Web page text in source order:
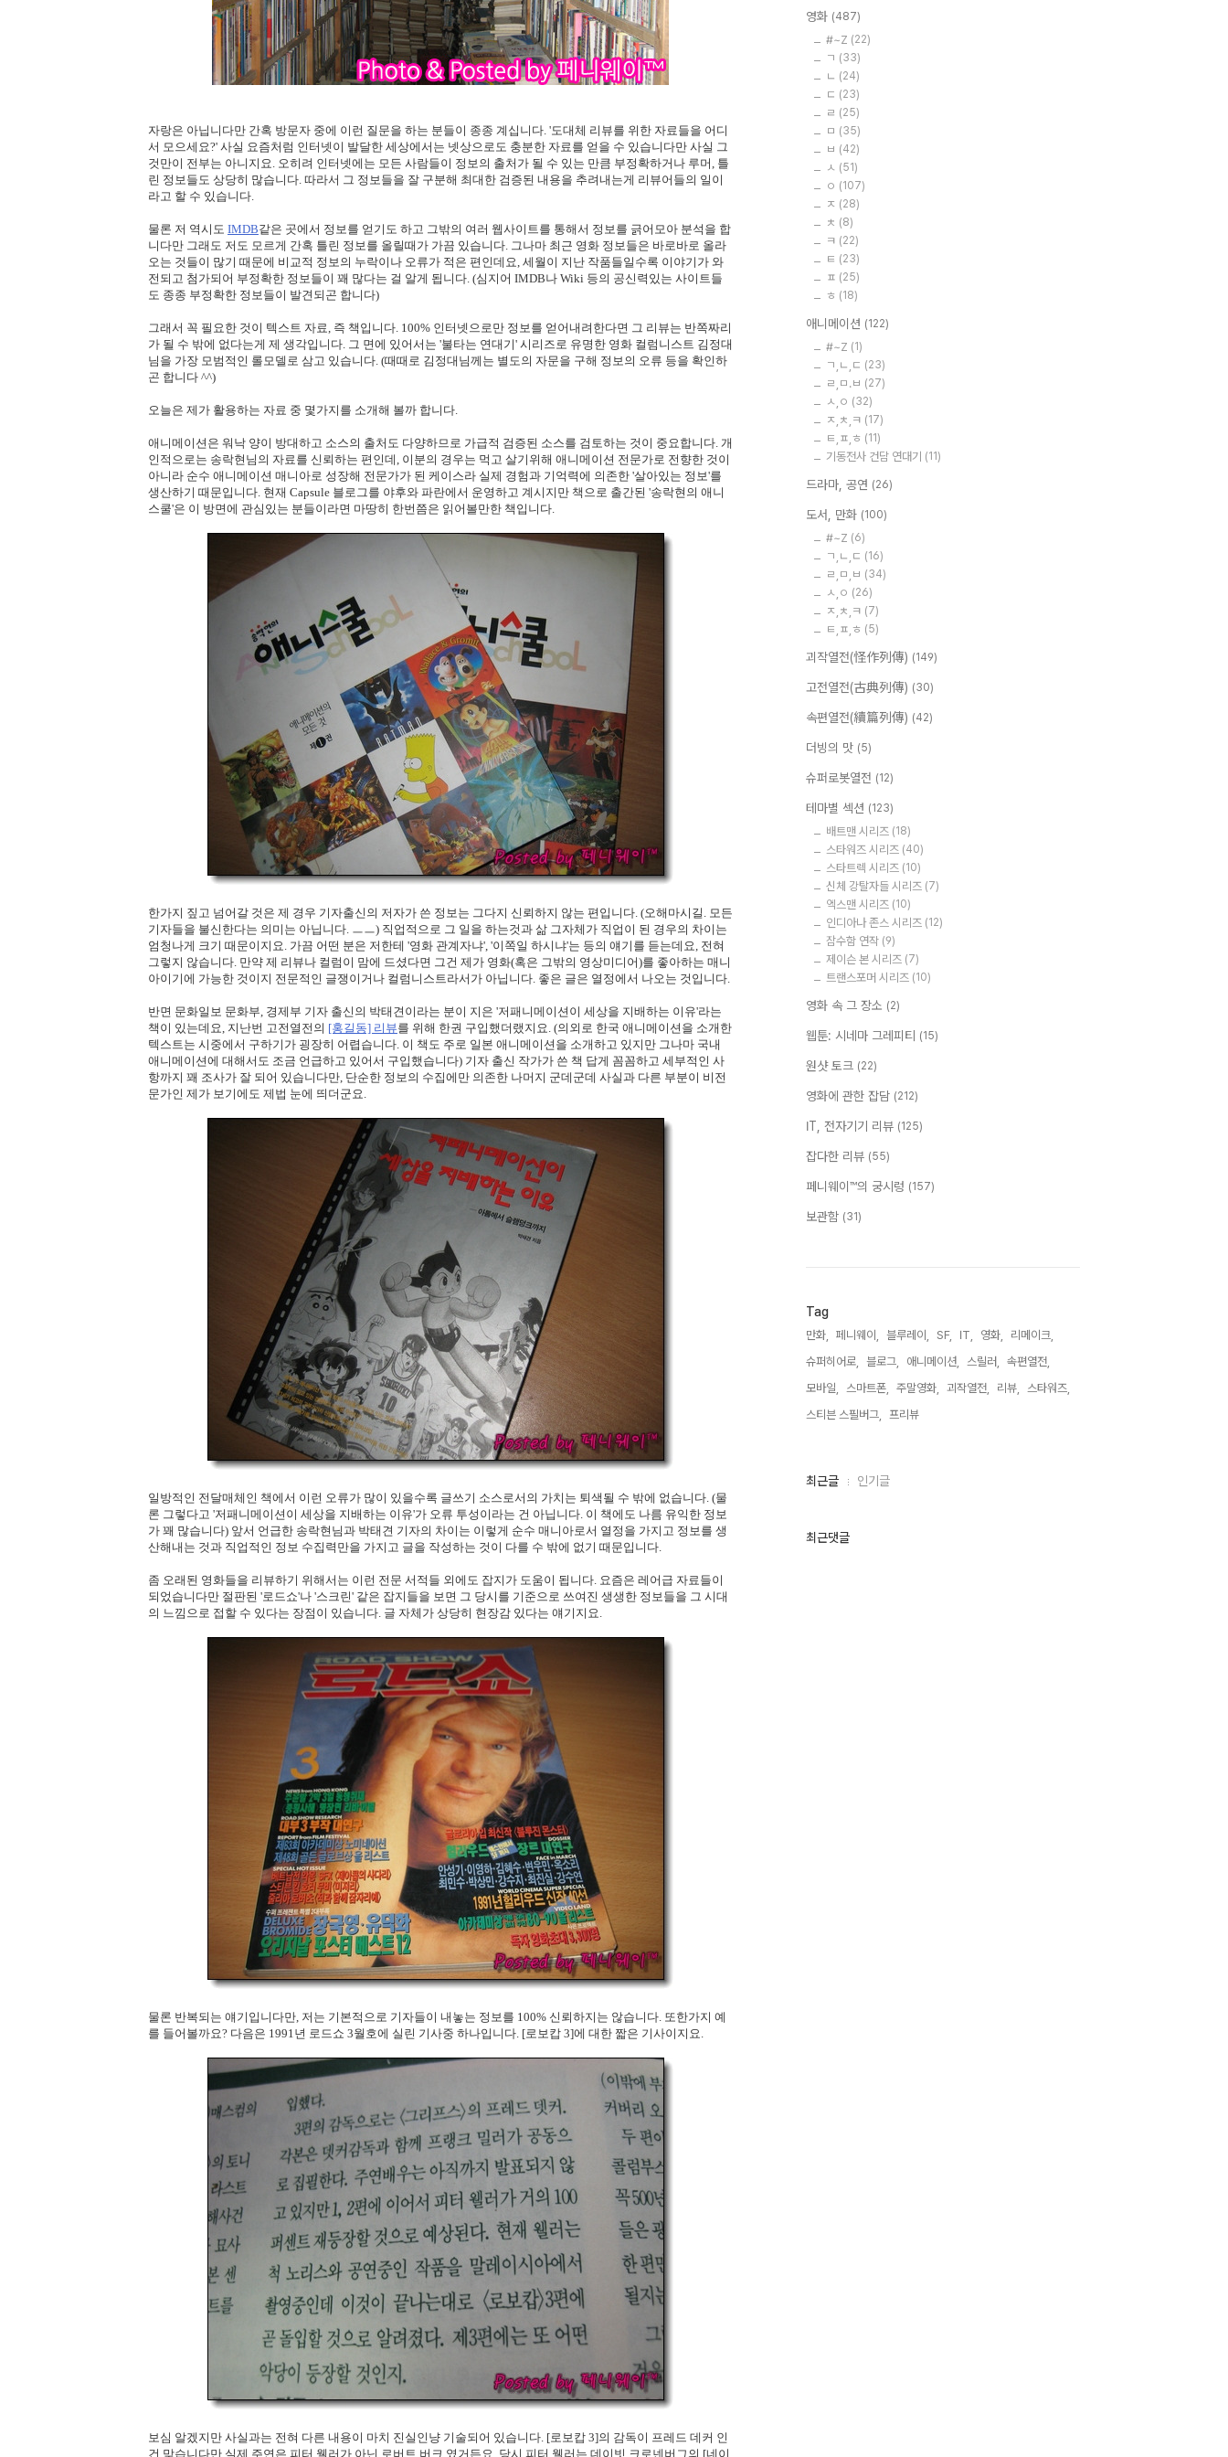
자랑은 아닙니다만 간혹 방문자 중에 이런 질문을 하는 분들이 종종 계십니다. '도대체 리뷰를 위한 자료들을 어디
서 모으세요?' 사실 요즘처럼 인터넷이 발달한 세상에서는 넷상으로도 충분한 자료를 얻을 수 있습니다만 사실 그
것만이 전부는 아니지요. 오히려 인터넷에는 모든 사람들이 정보의 출처가 될 수 있는 만큼 부정확하거나 루머, 틀
린 정보들도 상당히 많습니다. 따라서 그 정보들을 잘 구분해 최대한 검증된 내용을 추려내는게 리뷰어들의 일이
라고 할 수 있습니다.
물론 저 역시도 IMDB같은 곳에서 정보를 얻기도 하고 그밖의 여러 웹사이트를 통해서 정보를 긁어모아 분석을 합
니다만 그래도 저도 모르게 간혹 틀린 정보를 올릴때가 가끔 있습니다. 그나마 최근 영화 정보들은 바로바로 올라
오는 것들이 많기 때문에 비교적 정보의 누락이나 오류가 적은 편인데요, 세월이 지난 작품들일수록 이야기가 와
전되고 첨가되어 부정확한 정보들이 꽤 많다는 걸 알게 됩니다. (심지어 IMDB나 Wiki 등의 공신력있는 사이트들
도 종종 부정확한 정보들이 발견되곤 합니다)
그래서 꼭 필요한 것이 텍스트 자료, 즉 책입니다. 100% 인터넷으로만 정보를 얻어내려한다면 그 리뷰는 반쪽짜리
가 될 수 밖에 없다는게 제 생각입니다. 그 면에 있어서는 '불타는 연대기' 시리즈로 유명한 영화 컬럼니스트 김정대
님을 가장 모범적인 롤모델로 삼고 있습니다. (때때로 김정대님께는 별도의 자문을 구해 정보의 오류 등을 확인하
곤 합니다 ^^)
오늘은 제가 활용하는 자료 중 몇가지를 소개해 볼까 합니다.
애니메이션은 워낙 양이 방대하고 소스의 출처도 다양하므로 가급적 검증된 소스를 검토하는 것이 중요합니다. 개
인적으로는 송락현님의 자료를 신뢰하는 편인데, 이분의 경우는 먹고 살기위해 애니메이션 전문가로 전향한 것이
아니라 순수 애니메이션 매니아로 성장해 전문가가 된 케이스라 실제 경험과 기억력에 의존한 '살아있는 정보'를
생산하기 때문입니다. 현재 Capsule 블로그를 야후와 파란에서 운영하고 계시지만 책으로 출간된 '송락현의 애니
스쿨'은 이 방면에 관심있는 분들이라면 마땅히 한번쯤은 읽어볼만한 책입니다.
한가지 짚고 넘어갈 것은 제 경우 기자출신의 저자가 쓴 정보는 그다지 신뢰하지 않는 편입니다. (오해마시길. 모든
기자들을 불신한다는 의미는 아닙니다. ㅡㅡ) 직업적으로 그 일을 하는것과 삶 그자체가 직업이 된 경우의 차이는
엄청나게 크기 때문이지요. 가끔 어떤 분은 저한테 '영화 관계자냐', '이쪽일 하시냐'는 등의 얘기를 듣는데요, 전혀
그렇지 않습니다. 만약 제 리뷰나 컬럼이 맘에 드셨다면 그건 제가 영화(혹은 그밖의 영상미디어)를 좋아하는 매니
아이기에 가능한 것이지 전문적인 글쟁이거나 컬럼니스트라서가 아닙니다. 좋은 글은 열정에서 나오는 것입니다.
반면 문화일보 문화부, 경제부 기자 출신의 박태견이라는 분이 지은 '저패니메이션이 세상을 지배하는 이유'라는
책이 있는데요, 지난번 고전열전의 [홍길동] 리뷰를 위해 한권 구입했더랬지요. (의외로 한국 애니메이션을 소개한
텍스트는 시중에서 구하기가 굉장히 어렵습니다. 이 책도 주로 일본 애니메이션을 소개하고 있지만 그나마 국내
애니메이션에 대해서도 조금 언급하고 있어서 구입했습니다) 기자 출신 작가가 쓴 책 답게 꼼꼼하고 세부적인 사
항까지 꽤 조사가 잘 되어 있습니다만, 단순한 정보의 수집에만 의존한 나머지 군데군데 사실과 다른 부분이 비전
문가인 제가 보기에도 제법 눈에 띄더군요.
일방적인 전달매체인 책에서 이런 오류가 많이 있을수록 글쓰기 소스로서의 가치는 퇴색될 수 밖에 없습니다. (물
론 그렇다고 '저패니메이션이 세상을 지배하는 이유'가 오류 투성이라는 건 아닙니다. 이 책에도 나름 유익한 정보
가 꽤 많습니다) 앞서 언급한 송락현님과 박태견 기자의 차이는 이렇게 순수 매니아로서 열정을 가지고 정보를 생
산해내는 것과 직업적인 정보 수집력만을 가지고 글을 작성하는 것이 다를 수 밖에 없기 때문입니다.
좀 오래된 영화들을 리뷰하기 위해서는 이런 전문 서적들 외에도 잡지가 도움이 됩니다. 요즘은 레어급 자료들이
되었습니다만 절판된 '로드쇼'나 '스크린' 같은 잡지들을 보면 그 당시를 기준으로 쓰여진 생생한 정보들을 그 시대
의 느낌으로 접할 수 있다는 장점이 있습니다. 글 자체가 상당히 현장감 있다는 얘기지요.
물론 반복되는 얘기입니다만, 저는 기본적으로 기자들이 내놓는 정보를 100% 신뢰하지는 않습니다. 또한가지 예
를 들어볼까요? 다음은 1991년 로드쇼 3월호에 실린 기사중 하나입니다. [로보캅 3]에 대한 짧은 기사이지요.
보심 알겠지만 사실과는 전혀 다른 내용이 마치 진실인냥 기술되어 있습니다. [로보캅 3]의 감독이 프레드 데커 인
건 맞습니다만 실제 주연은 피터 웰러가 아닌 로버트 버크 였거든요. 당시 피터 웰러는 데이빗 크로넨버그의 [네이
영화 (487)
#~Z (22)
ㄱ (33)
ㄴ (24)
ㄷ (23)
ㄹ (25)
ㅁ (35)
ㅂ (42)
ㅅ (51)
ㅇ (107)
ㅈ (28)
ㅊ (8)
ㅋ (22)
ㅌ (23)
ㅍ (25)
ㅎ (18)
애니메이션 (122)
#~Z (1)
ㄱ,ㄴ,ㄷ (23)
ㄹ,ㅁ.ㅂ (27)
ㅅ,ㅇ (32)
ㅈ,ㅊ,ㅋ (17)
ㅌ,ㅍ,ㅎ (11)
기동전사 건담 연대기 (11)
드라마, 공연 (26)
도서, 만화 (100)
#~Z (6)
ㄱ,ㄴ,ㄷ (16)
ㄹ,ㅁ,ㅂ (34)
ㅅ,ㅇ (26)
ㅈ,ㅊ,ㅋ (7)
ㅌ,ㅍ,ㅎ (5)
괴작열전(怪作列傳) (149)
고전열전(古典列傳) (30)
속편열전(續篇列傳) (42)
더빙의 맛 (5)
슈퍼로봇열전 (12)
테마별 섹션 (123)
배트맨 시리즈 (18)
스타워즈 시리즈 (40)
스타트렉 시리즈 (10)
신체 강탈자들 시리즈 (7)
엑스맨 시리즈 (10)
인디아나 존스 시리즈 (12)
잠수함 연작 (9)
제이슨 본 시리즈 (7)
트랜스포머 시리즈 (10)
영화 속 그 장소 (2)
웹툰: 시네마 그레피티 (15)
원샷 토크 (22)
영화에 관한 잡담 (212)
IT, 전자기기 리뷰 (125)
잡다한 리뷰 (55)
페니웨이™의 궁시렁 (157)
보관함 (31)
Tag
만화, 페니웨이, 블루레이, SF, IT, 영화,
리메이크,
슈퍼히어로,
블로그, 애니메이션, 스릴러,
속편열전,
모바일,
스마트폰, 주말영화, 괴작열전, 리뷰,
스타워즈,
스티븐 스필버그,
프리뷰,
최
인
최근글 인기글
최근댓글